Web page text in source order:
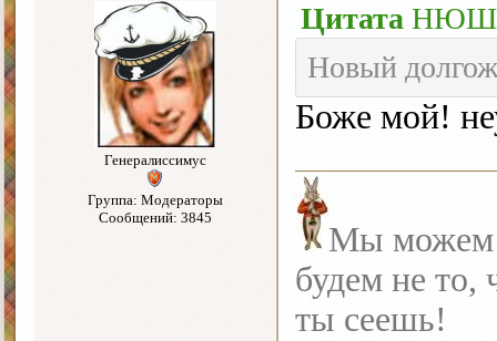
Генералиссимус
Группа: Модераторы
Сообщений: 3845
Цитата
Новый
Боже мой!
Мы можем
будем не то,
ты сеешь!